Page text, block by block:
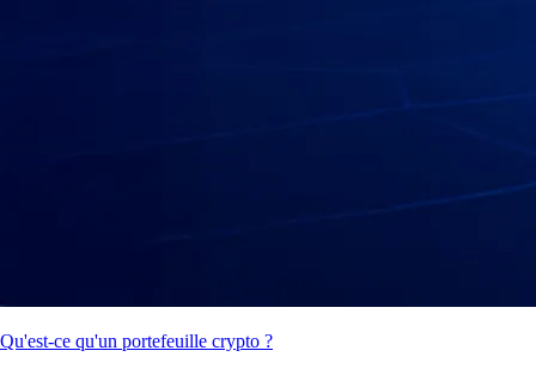
Qu'est-ce qu'un portefeuille crypto ?